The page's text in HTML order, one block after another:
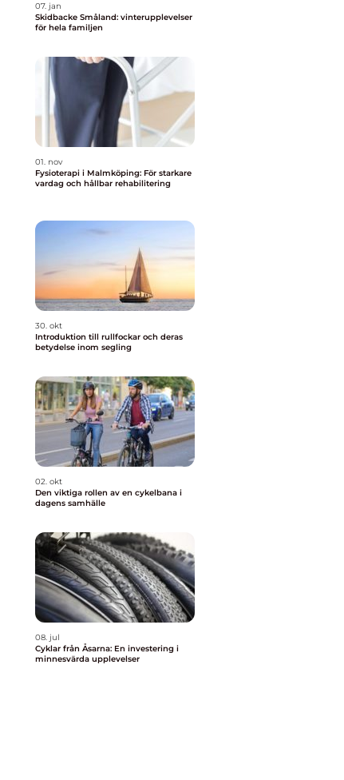
07. jan
Skidbacke Småland: vinterupplevelser
för hela familjen
01. nov
Fysioterapi i Malmköping: För starkare
vardag och hållbar rehabilitering
30. okt
Introduktion till rullfockar och deras
betydelse inom segling
02. okt
Den viktiga rollen av en cykelbana i
dagens samhälle
08. jul
Cyklar från Åsarna: En investering i
minnesvärda upplevelser